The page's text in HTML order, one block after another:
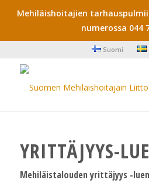
Mehiläishoitajien
numerossa 044
Suomi
YRITTÄJYYS-
Mehiläistalouden yrittäjyys -